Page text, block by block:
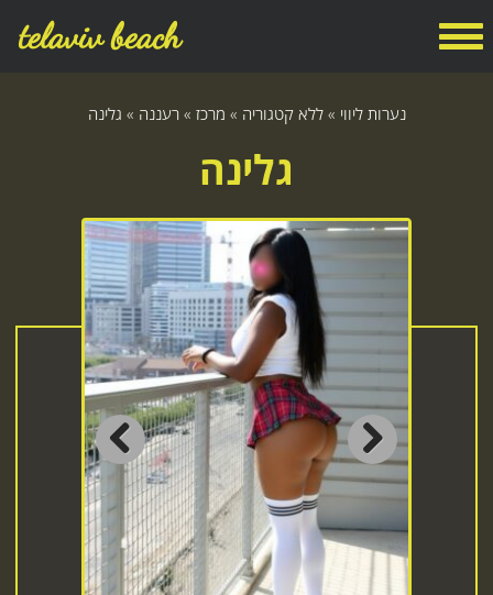
telaviv beach
נערות ליווי »ללא קטגוריה » מרכז »רעננה » גלינה
גלינה
Previous Next